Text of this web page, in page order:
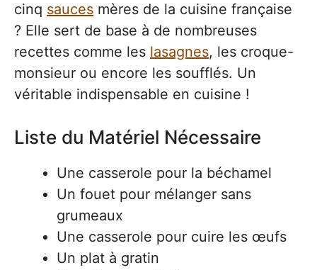
cinq sauces mères de la cuisine française
? Elle sert de base à de nombreuses
recettes comme les lasagnes, les croque-
monsieur ou encore les soufflés. Un
véritable indispensable en cuisine !
Liste du Matériel Nécessaire
Une casserole pour la béchamel
Un fouet pour mélanger sans
grumeaux
Une casserole pour cuire les œufs
Un plat à gratin